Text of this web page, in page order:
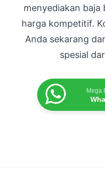
menyediakan baja
harga kompetitif.
Anda sekarang
spesial
Mega